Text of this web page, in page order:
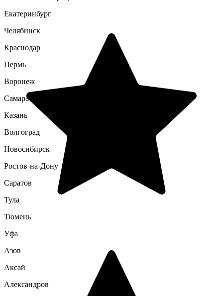
Екатеринбург
Челябинск
Краснодар
Пермь
Воронеж
Самара
Казань
Волгоград
Новосибирск
Ростов-на-Дону
Саратов
Тула
Тюмень
Уфа
Азов
Аксай
Александров